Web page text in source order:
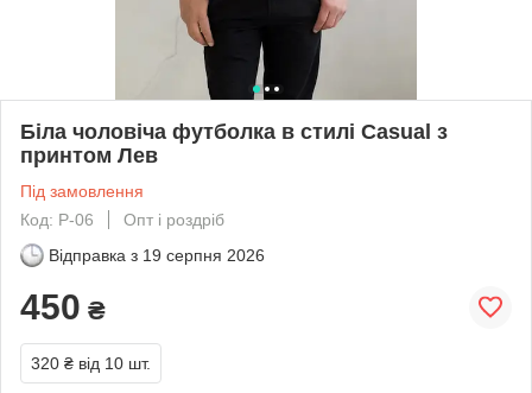
Біла чоловіча футболка в стилі Casual з
принтом Лев
Під замовлення
Код: Р-06
Опт і роздріб
Відправка з 19 серпня 2026
450 ₴
320 ₴ від 10 шт.